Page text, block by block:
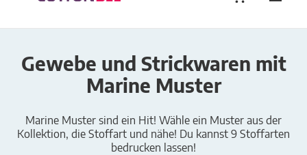
Gewebe und Strickwaren mit
Marine Muster
Marine Muster sind ein Hit! Wähle ein Muster aus der
Kollektion, die Stoffart und nähe! Du kannst 9 Stoffarten
bedrucken lassen!